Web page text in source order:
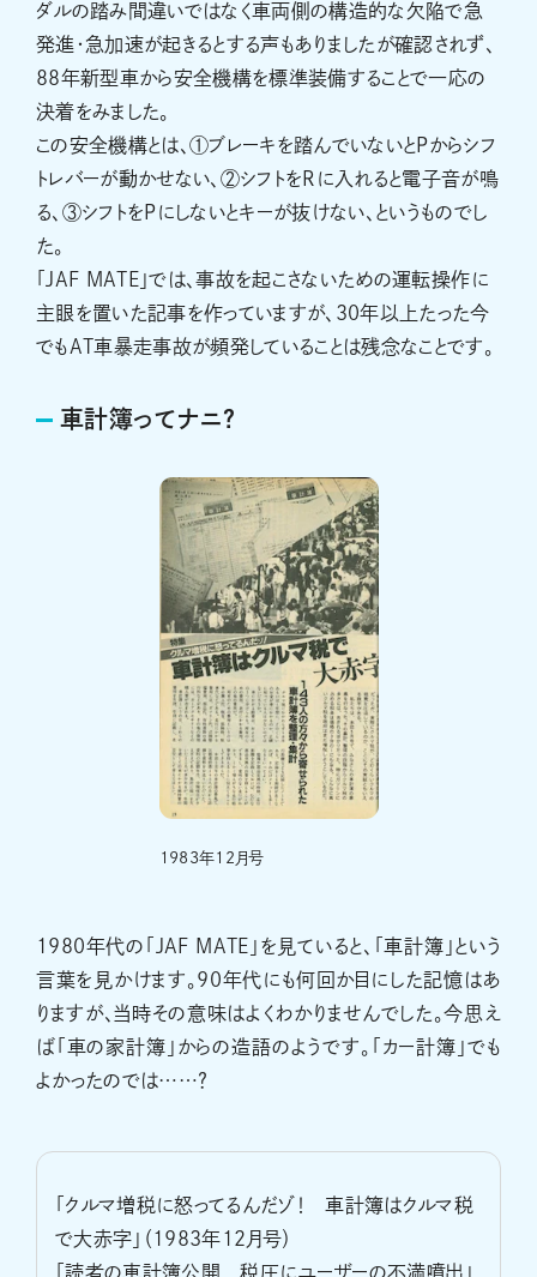
ダルの踏み間違いではなく車両側の構造的な欠陥で急
発進・急加速が起きるとする声もありましたが確認されず、
88年新型車から安全機構を標準装備することで一応の
決着をみました。
この安全機構とは、①ブレーキを踏んでいないとPからシフ
トレバーが動かせない、②シフトをRに入れると電子音が鳴
る、③シフトをPにしないとキーが抜けない、というものでし
た。
「JAF MATE」では、事故を起こさないための運転操作に
主眼を置いた記事を作っていますが、30年以上たった今
でもAT車暴走事故が頻発していることは残念なことです。
車計簿ってナニ？
1983年12月号
1980年代の「JAF MATE」を見ていると、「車計簿」という
言葉を見かけます。90年代にも何回か目にした記憶はあ
りますが、当時その意味はよくわかりませんでした。今思え
ば「車の家計簿」からの造語のようです。「カー計簿」でも
よかったのでは……？
「クルマ増税に怒ってるんだゾ！ 車計簿はクルマ税
で大赤字」（1983年12月号）
「読者の車計簿公開 税圧にユーザーの不満噴出」